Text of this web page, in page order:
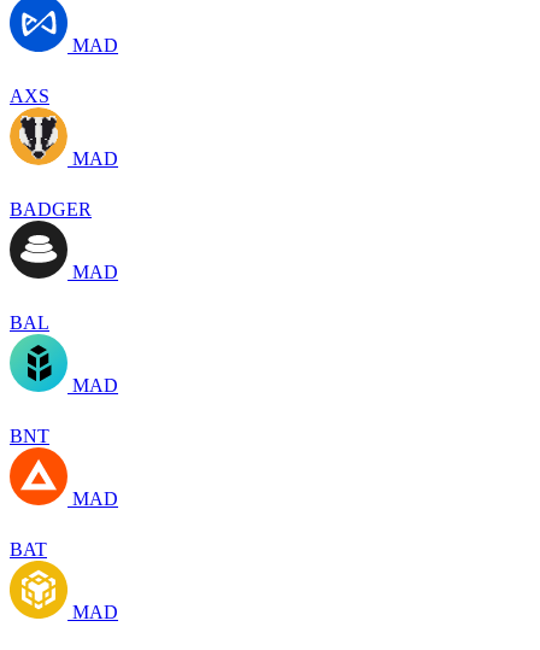
MAD
AXS
MAD
BADGER
MAD
BAL
MAD
BNT
MAD
BAT
MAD